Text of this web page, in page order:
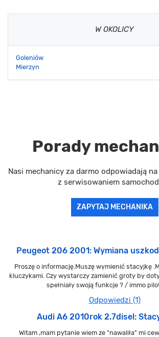
W OKOLICY
Goleniów
Mierzyn
Porady
Nasi mechanicy za darmo odpowiadają
z serwisowaniem
ZAPYTAJ MECHANIKA
Peugeot 206 2001: Wymiana
Proszę o informację.Muszę wymienić stacyjkę
kluczykami. Czy wystarczy zamienić groty by
spełniały swoją funkcje ? / immo
Odpowiedzi (1)
Audi A6 2010rok 2.7disel:
Witam ,mam pytanie wiem ze "nawaliła" mi